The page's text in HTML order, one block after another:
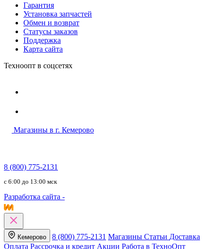
Гарантия
Установка запчастей
Обмен и возврат
Статусы заказов
Поддержка
Карта сайта
Техноопт в соцсетях
Магазины в г. Кемерово
8 (800) 775-2131
c 6:00 до 13:00 мск
Разработка сайта -
Кемерово 8 (800) 775-2131 Магазины Статьи Доставка
Оплата Рассрочка и кредит Акции Работа в ТехноОпт